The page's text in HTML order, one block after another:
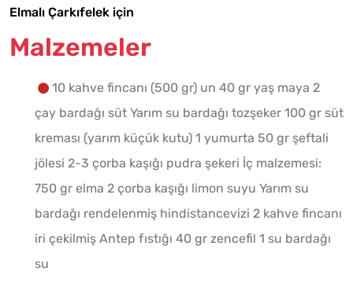
Elmalı Çarkıfelek için
Malzemeler
10 kahve fincanı (500 gr) un 40 gr yaş maya 2
çay bardağı süt Yarım su bardağı tozşeker 100 gr süt
kreması (yarım küçük kutu) 1 yumurta 50 gr şeftali
jölesi 2-3 çorba kaşığı pudra şekeri İç malzemesi:
750 gr elma 2 çorba kaşığı limon suyu Yarım su
bardağı rendelenmiş hindistancevizi 2 kahve fincanı
iri çekilmiş Antep fıstığı 40 gr zencefil 1 su bardağı
su